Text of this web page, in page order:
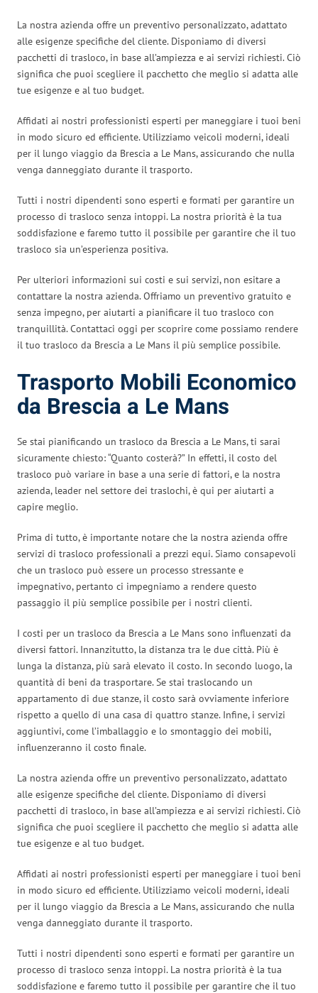
La nostra azienda offre un preventivo personalizzato, adattato
alle esigenze specifiche del cliente. Disponiamo di diversi
pacchetti di trasloco, in base all’ampiezza e ai servizi richiesti. Ciò
significa che puoi scegliere il pacchetto che meglio si adatta alle
tue esigenze e al tuo budget.
Affidati ai nostri professionisti esperti per maneggiare i tuoi beni
in modo sicuro ed efficiente. Utilizziamo veicoli moderni, ideali
per il lungo viaggio da Brescia a Le Mans, assicurando che nulla
venga danneggiato durante il trasporto.
Tutti i nostri dipendenti sono esperti e formati per garantire un
processo di trasloco senza intoppi. La nostra priorità è la tua
soddisfazione e faremo tutto il possibile per garantire che il tuo
trasloco sia un’esperienza positiva.
Per ulteriori informazioni sui costi e sui servizi, non esitare a
contattare la nostra azienda. Offriamo un preventivo gratuito e
senza impegno, per aiutarti a pianificare il tuo trasloco con
tranquillità. Contattaci oggi per scoprire come possiamo rendere
il tuo trasloco da Brescia a Le Mans il più semplice possibile.
Trasporto Mobili Economico
da Brescia a Le Mans
Se stai pianificando un trasloco da Brescia a Le Mans, ti sarai
sicuramente chiesto: “Quanto costerà?” In effetti, il costo del
trasloco può variare in base a una serie di fattori, e la nostra
azienda, leader nel settore dei traslochi, è qui per aiutarti a
capire meglio.
Prima di tutto, è importante notare che la nostra azienda offre
servizi di trasloco professionali a prezzi equi. Siamo consapevoli
che un trasloco può essere un processo stressante e
impegnativo, pertanto ci impegniamo a rendere questo
passaggio il più semplice possibile per i nostri clienti.
I costi per un trasloco da Brescia a Le Mans sono influenzati da
diversi fattori. Innanzitutto, la distanza tra le due città. Più è
lunga la distanza, più sarà elevato il costo. In secondo luogo, la
quantità di beni da trasportare. Se stai traslocando un
appartamento di due stanze, il costo sarà ovviamente inferiore
rispetto a quello di una casa di quattro stanze. Infine, i servizi
aggiuntivi, come l’imballaggio e lo smontaggio dei mobili,
influenzeranno il costo finale.
La nostra azienda offre un preventivo personalizzato, adattato
alle esigenze specifiche del cliente. Disponiamo di diversi
pacchetti di trasloco, in base all’ampiezza e ai servizi richiesti. Ciò
significa che puoi scegliere il pacchetto che meglio si adatta alle
tue esigenze e al tuo budget.
Affidati ai nostri professionisti esperti per maneggiare i tuoi beni
in modo sicuro ed efficiente. Utilizziamo veicoli moderni, ideali
per il lungo viaggio da Brescia a Le Mans, assicurando che nulla
venga danneggiato durante il trasporto.
Tutti i nostri dipendenti sono esperti e formati per garantire un
processo di trasloco senza intoppi. La nostra priorità è la tua
soddisfazione e faremo tutto il possibile per garantire che il tuo